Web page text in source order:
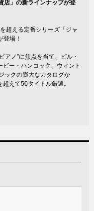
店」の新ラインナップが登
超える定番シリーズ「ジャ
登場！
アノ”に焦点を当て、ビル・
ー・ハンコック、ウィント
ックの膨大なカタログか
えて50タイトル厳選。